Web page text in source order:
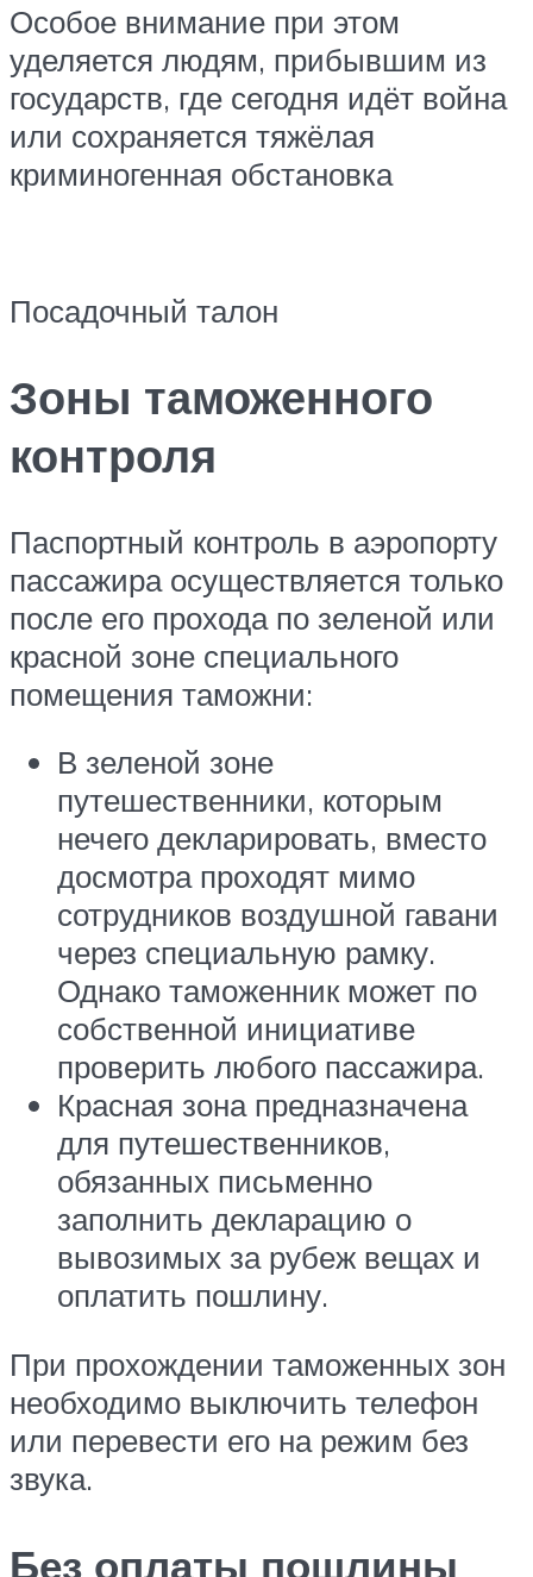
Особое внимание при этом
уделяется людям, прибывшим из
государств, где сегодня идёт война
или сохраняется тяжёлая
криминогенная обстановка
Посадочный талон
Зоны таможенного
контроля
Паспортный контроль в аэропорту
пассажира осуществляется только
после его прохода по зеленой или
красной зоне специального
помещения таможни:
В зеленой зоне
путешественники, которым
нечего декларировать, вместо
досмотра проходят мимо
сотрудников воздушной гавани
через специальную рамку.
Однако таможенник может по
собственной инициативе
проверить любого пассажира.
Красная зона предназначена
для путешественников,
обязанных письменно
заполнить декларацию о
вывозимых за рубеж вещах и
оплатить пошлину.
При прохождении таможенных зон
необходимо выключить телефон
или перевести его на режим без
звука.
Без оплаты пошлины